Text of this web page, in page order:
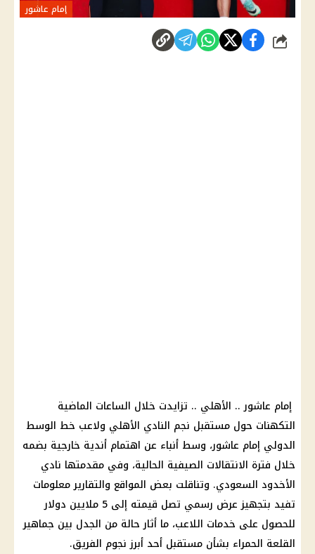
إمام عاشور
شارك
إمام عاشور .. الأهلي .. تزايدت خلال الساعات الماضية
التكهنات حول مستقبل نجم النادي الأهلي ولاعب خط الوسط
الدولي إمام عاشور، وسط أنباء عن اهتمام أندية خارجية بضمه
خلال فترة الانتقالات الصيفية الحالية، وفي مقدمتها نادي
الأخدود السعودي. وتناقلت بعض المواقع والتقارير معلومات
تفيد بتجهيز عرض رسمي تصل قيمته إلى 5 ملايين دولار
للحصول على خدمات اللاعب، ما أثار حالة من الجدل بين جماهير
القلعة الحمراء بشأن مستقبل أحد أبرز نجوم الفريق.